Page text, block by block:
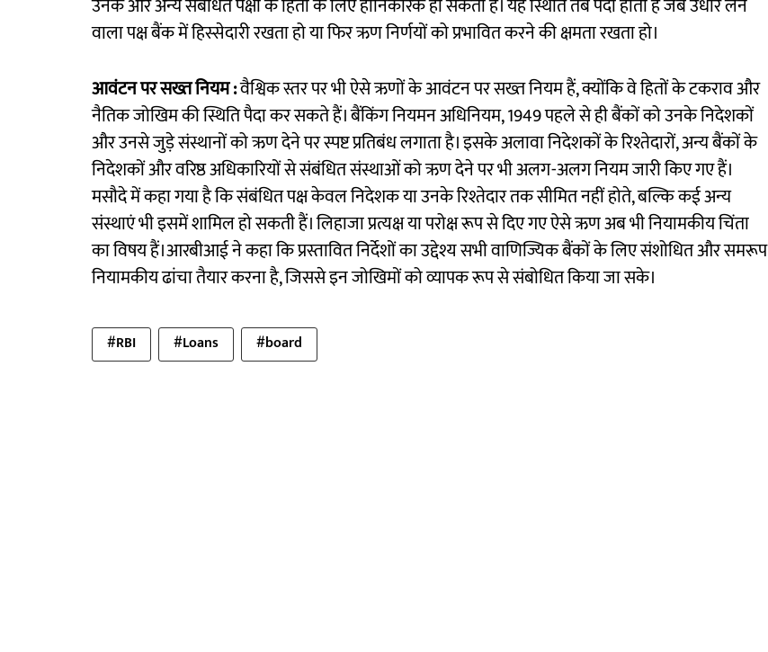
उनके और अन्य संबंधित पक्षों के हितों के लिए हानिकारक हो सकता है। यह स्थिति तब पैदा होती है जब उधार लेने
वाला पक्ष बैंक में हिस्सेदारी रखता हो या फिर ऋण निर्णयों को प्रभावित करने की क्षमता रखता हो।
आवंटन पर सख्त नियम :वैश्विक स्तर पर भी ऐसे ऋणों के आवंटन पर सख्त नियम हैं, क्योंकि वे हितों के टकराव और
नैतिक जोखिम की स्थिति पैदा कर सकते हैं। बैंकिंग नियमन अधिनियम, 1949 पहले से ही बैंकों को उनके निदेशकों
और उनसे जुड़े संस्थानों को ऋण देने पर स्पष्ट प्रतिबंध लगाता है। इसके अलावा निदेशकों के रिश्तेदारों, अन्य बैंकों के
निदेशकों और वरिष्ठ अधिकारियों से संबंधित संस्थाओं को ऋण देने पर भी अलग-अलग नियम जारी किए गए हैं।
मसौदे में कहा गया है कि संबंधित पक्ष केवल निदेशक या उनके रिश्तेदार तक सीमित नहीं होते, बल्कि कई अन्य
संस्थाएं भी इसमें शामिल हो सकती हैं। लिहाजा प्रत्यक्ष या परोक्ष रूप से दिए गए ऐसे ऋण अब भी नियामकीय चिंता
का विषय हैं।आरबीआई ने कहा कि प्रस्तावित निर्देशों का उद्देश्य सभी वाणिज्यिक बैंकों के लिए संशोधित और समरूप
नियामकीय ढांचा तैयार करना है, जिससे इन जोखिमों को व्यापक रूप से संबोधित किया जा सके।
#RBI #Loans #board